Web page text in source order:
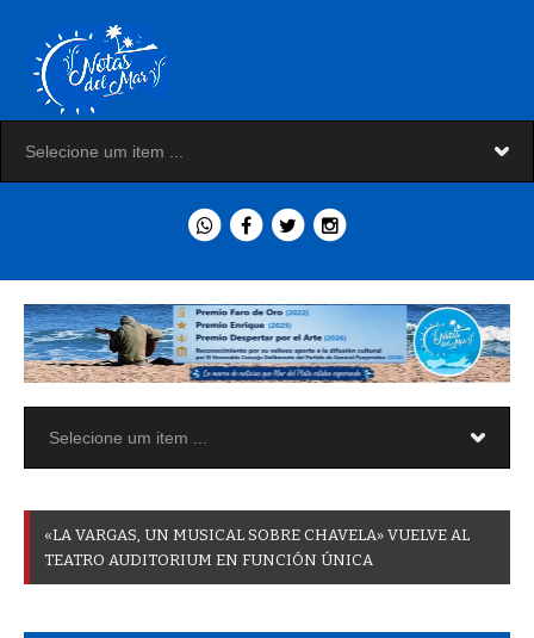
«LA VARGAS UN MUSICAL SOBRE CHAVELA» VUELVE AL
TEATRO AUDITORIUM EN FUNCIÓN ÚNICA